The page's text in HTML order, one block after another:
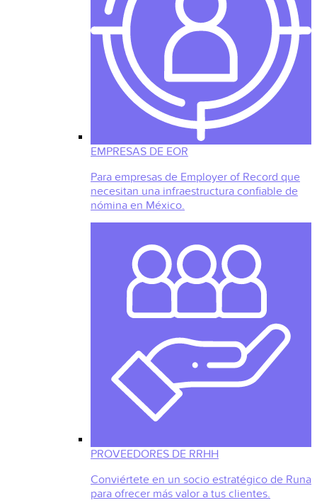
EMPRESAS DE EOR
Para empresas de Employer of Record que
necesitan una infraestructura confiable de
nómina en México.
PROVEEDORES DE RRHH
Conviértete en un socio estratégico de Runa
para ofrecer más valor a tus clientes.